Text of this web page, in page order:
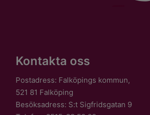
Kontakta oss
Postadress: Falköpings kommun,
521 81 Falköping
Besöksadress: S:t Sigfridsgatan 9